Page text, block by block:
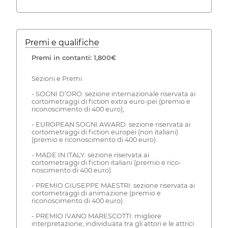
Premi e qualifiche
Premi in contanti: 1,800€
Sezioni e Premi
- SOGNI D’ORO: sezione internazionale riservata ai
cortometraggi di fiction extra euro-pei (premio e
riconoscimento di 400 euro);
- EUROPEAN SOGNI AWARD: sezione riservata ai
cortometraggi di fiction europei (non italiani)
(premio e riconoscimento di 400 euro).
- MADE IN ITALY: sezione riservata ai
cortometraggi di fiction italiani (premio e rico-
noscimento di 400 euro).
- PREMIO GIUSEPPE MAESTRI: sezione riservata ai
cortometraggi di animazione (premio e
riconoscimento di 400 euro).
- PREMIO IVANO MARESCOTTI: migliore
interpretazione, individuata tra gli attori e le attrici